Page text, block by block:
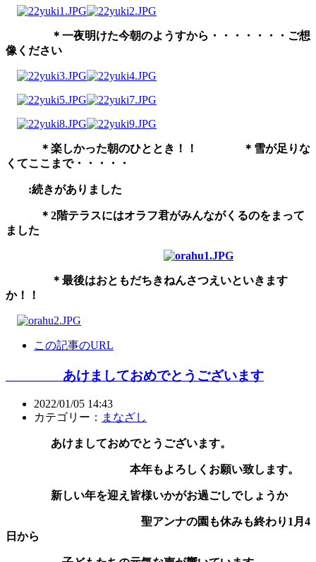
＊一夜明けた今朝のようすから・・・・・・・ご想
像ください
＊楽しかった朝のひととき！！ ＊雪が足りな
くてここまで・・・・・
:続きがありました
＊2階テラスにはオラフ君がみんながくるのをまって
ました
＊最後はおともだちきねんさつえいといきます
か！！
この記事のURL
あけましておめでとうございます
2022/01/05 14:43
カテゴリー： まなざし
あけましておめでとうございます。
本年もよろしくお願い致します。
新しい年を迎え皆様いかがお過ごしでしょうか
聖アンナの園も休みも終わり1月4
日から